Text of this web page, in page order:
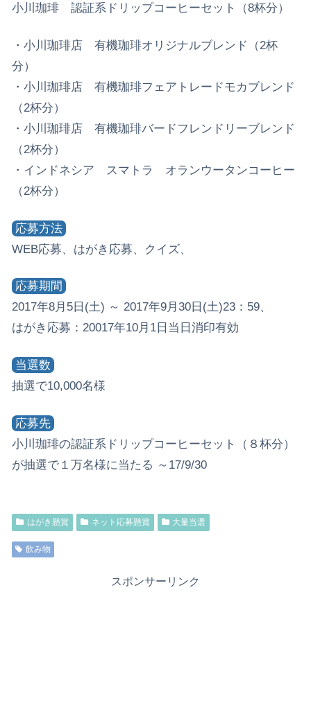
小川珈琲 認証系ドリップコーヒーセット（8杯分）
・小川珈琲店 有機珈琲オリジナルブレンド（2杯
分）
・小川珈琲店 有機珈琲フェアトレードモカブレンド
（2杯分）
・小川珈琲店 有機珈琲バードフレンドリーブレンド
（2杯分）
・インドネシア スマトラ オランウータンコーヒー
（2杯分）
応募方法
WEB応募、はがき応募、クイズ、
応募期間
2017年8月5日(土) ～ 2017年9月30日(土)23：59、
はがき応募：20017年10月1日当日消印有効
当選数
抽選で10,000名様
応募先
小川珈琲の認証系ドリップコーヒーセット（８杯分）
が抽選で１万名様に当たる ～17/9/30
はがき懸賞 ネット応募懸賞 大量当選
飲み物
スポンサーリンク